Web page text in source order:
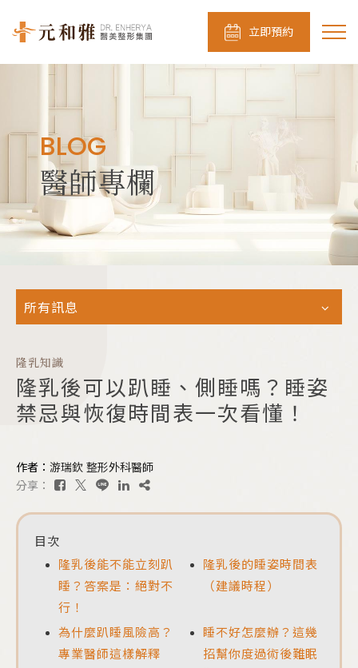
立即預約
BLOG
醫師專欄
所有訊息
隆乳知識
隆乳後可以趴睡、側睡嗎？睡姿
禁忌與恢復時間表一次看懂！
作者： 游瑞欽 整形外科醫師
分享：
目次
隆乳後能不能立刻趴
睡？答案是：絕對不
行！
隆乳後的睡姿時間表
（建議時程）
為什麼趴睡風險高？
專業醫師這樣解釋
睡不好怎麼辦？這幾
招幫你度過術後難眠